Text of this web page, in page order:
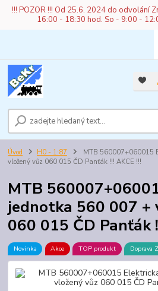
!!! POZOR !!! Od 25.6. 2024 do odvolání
16:00 - 18:30 hod. So - 9:00 -
Úvod H0 - 1:87
MTB 560007+060015
vložený vůz 060 015 ČD Panťák !!! AKCE !!!
MTB
jednotka 560 007 +
060 015 ČD Panťák
Novinka Akce TOP produkt Doprava